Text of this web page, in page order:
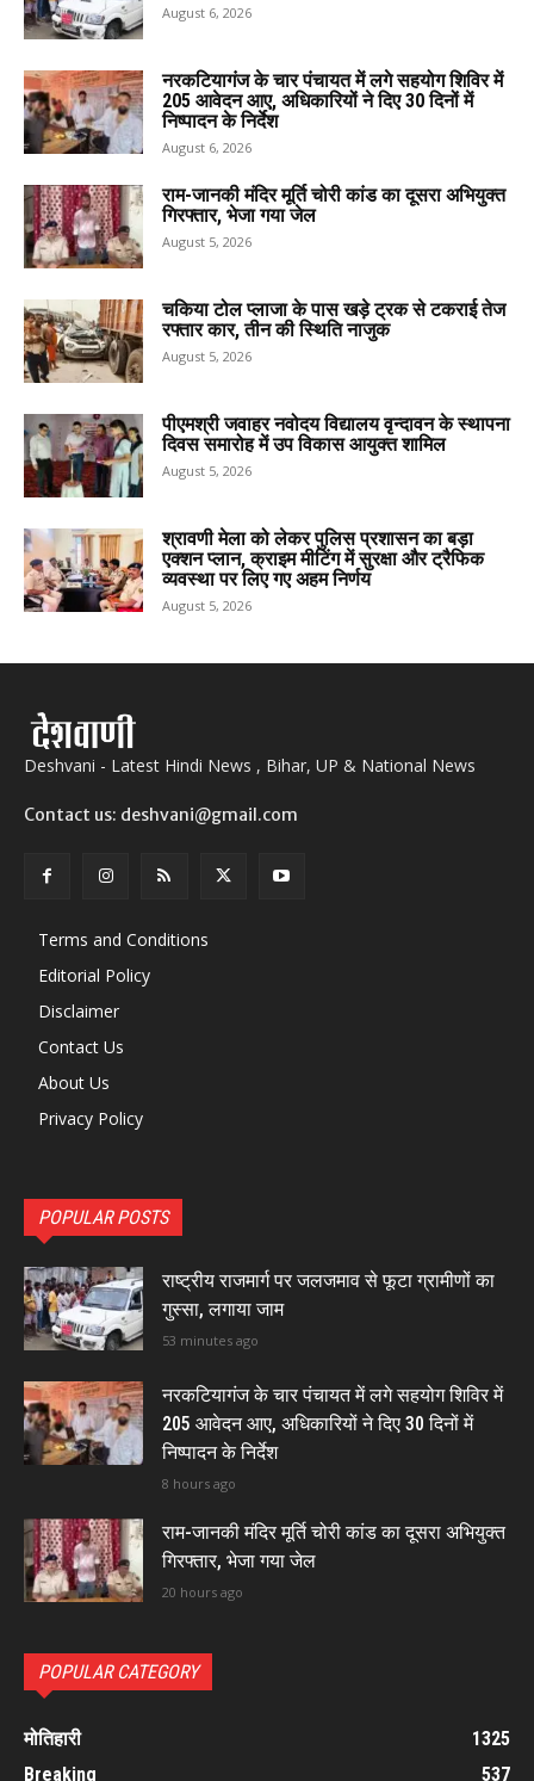
August 6, 2026
नरकटियागंज के चार पंचायत में लगे सहयोग शिविर में
205 आवेदन आए, अधिकारियों ने दिए 30 दिनों में
निष्पादन के निर्देश
August 6, 2026
राम-जानकी मंदिर मूर्ति चोरी कांड का दूसरा अभियुक्त
गिरफ्तार, भेजा गया जेल
August 5, 2026
चकिया टोल प्लाजा के पास खड़े ट्रक से टकराई तेज
रफ्तार कार, तीन की स्थिति नाजुक
August 5, 2026
पीएमश्री जवाहर नवोदय विद्यालय वृन्दावन के स्थापना
दिवस समारोह में उप विकास आयुक्त शामिल
August 5, 2026
श्रावणी मेला को लेकर पुलिस प्रशासन का बड़ा
एक्शन प्लान, क्राइम मीटिंग में सुरक्षा और ट्रैफिक
व्यवस्था पर लिए गए अहम निर्णय
August 5, 2026
Deshvani - Latest Hindi News , Bihar, UP & National News
Contact us: deshvani@gmail.com
Terms and Conditions
Editorial Policy
Disclaimer
Contact Us
About Us
Privacy Policy
POPULAR POSTS
राष्ट्रीय राजमार्ग पर जलजमाव से फूटा ग्रामीणों का
गुस्सा, लगाया जाम
53 minutes ago
नरकटियागंज के चार पंचायत में लगे सहयोग शिविर में
205 आवेदन आए, अधिकारियों ने दिए 30 दिनों में
निष्पादन के निर्देश
8 hours ago
राम-जानकी मंदिर मूर्ति चोरी कांड का दूसरा अभियुक्त
गिरफ्तार, भेजा गया जेल
20 hours ago
POPULAR CATEGORY
मोतिहारी
1325
Breaking
537